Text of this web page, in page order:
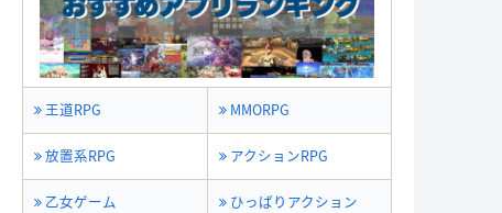
王道RPG MMORPG
放置系RPG アクションRPG
乙女ゲーム
ひっぱりアクション